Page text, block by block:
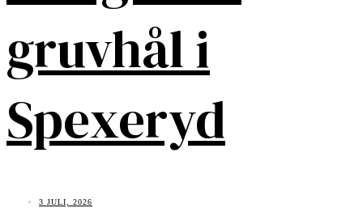
gruvhål i
Spexeryd
3 JULI, 2026